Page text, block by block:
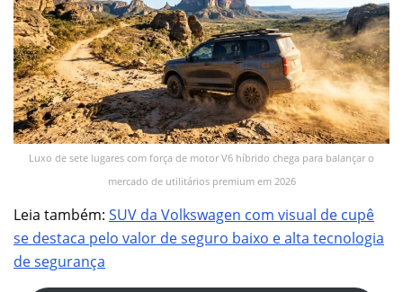
Luxo de sete lugares com força de motor V6 híbrido chega para balançar o
mercado de utilitários premium em 2026
Leia também: SUV da Volkswagen com visual de cupê
se destaca pelo valor de seguro baixo e alta tecnologia
de segurança